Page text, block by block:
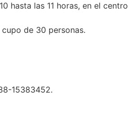
hasta las 11 horas, en el centro
de 30 personas.
15383452.